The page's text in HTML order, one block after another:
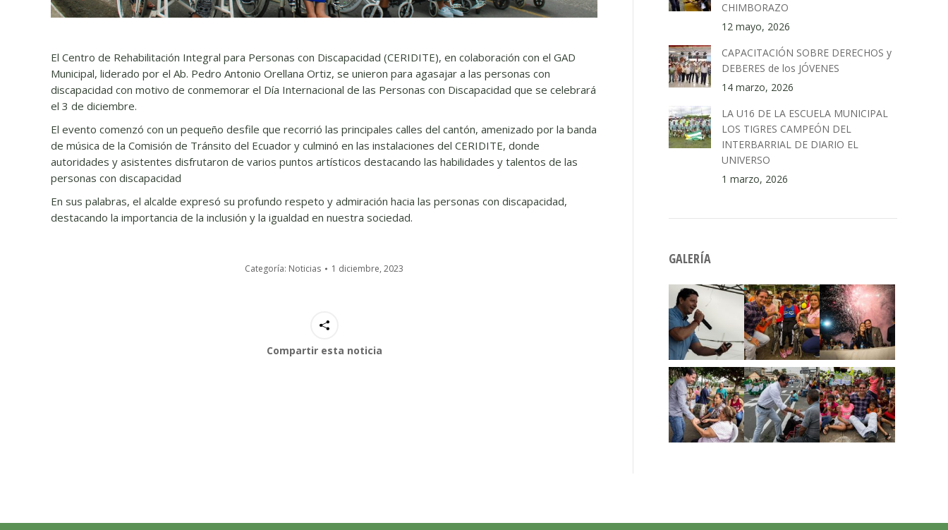
El Centro de Rehabilitación Integral para Personas con Discapacidad (CERIDITE), en colaboración con el GAD
Municipal, liderado por el Ab. Pedro Antonio Orellana Ortiz, se unieron para agasajar a las personas con
discapacidad con motivo de conmemorar el Día Internacional de las Personas con Discapacidad que se celebrará
el 3 de diciembre.
El evento comenzó con un pequeño desfile que recorrió las principales calles del cantón, amenizado por la banda
de música de la Comisión de Tránsito del Ecuador y culminó en las instalaciones del CERIDITE, donde
autoridades y asistentes disfrutaron de varios puntos artísticos destacando las habilidades y talentos de las
personas con discapacidad
En sus palabras, el alcalde expresó su profundo respeto y admiración hacia las personas con discapacidad,
destacando la importancia de la inclusión y la igualdad en nuestra sociedad.
Categoría: Noticias 1 diciembre, 2023
Compartir esta noticia
CHIMBORAZO
12 mayo, 2026
CAPACITACIÓN SOBRE DERECHOS y
DEBERES de los JÓVENES
14 marzo, 2026
LA U16 DE LA ESCUELA MUNICIPAL
LOS TIGRES CAMPEÓN DEL
INTERBARRIAL DE DIARIO EL
UNIVERSO
1 marzo, 2026
GALERÍA